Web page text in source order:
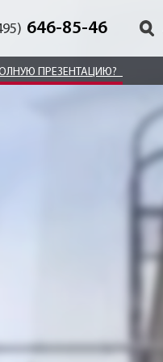
646-85-46
ПРЕЗЕНТАЦИЮ?